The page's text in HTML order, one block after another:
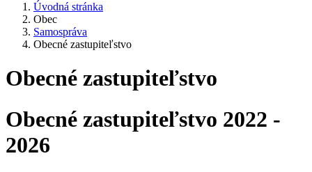
Úvodná stránka
Obec
Samospráva
Obecné zastupiteľstvo
Obecné zastupiteľstvo
Obecné zastupiteľstvo 2022 -
2026